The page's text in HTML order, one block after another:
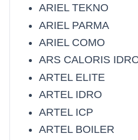
ARIEL TEKNO
ARIEL PARMA
ARIEL COMO
ARS CALORIS
ARTEL ELITE
ARTEL IDRO
ARTEL ICP
ARTEL BOILER